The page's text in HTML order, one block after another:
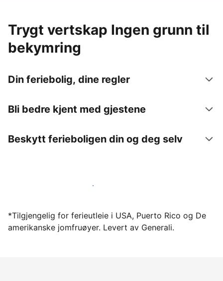
Trygt vertskap Ingen grunn til
bekymring
Din feriebolig, dine regler
Bli bedre kjent med gjestene
Beskytt ferieboligen din og deg selv
Lei ut ferieboligen din gjennom oss i dag
*Tilgjengelig for ferieutleie i USA, Puerto Rico og De
amerikanske jomfruøyer. Levert av Generali.